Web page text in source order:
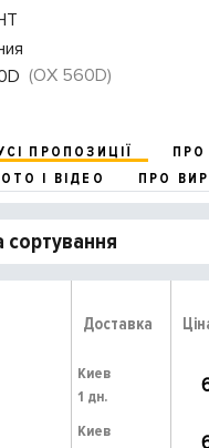
(OX 560D)
ПРОПОЗИЦІЇ
ПРО
І ВІДЕО
ПРО
сортування
Доставка
Киев
1 дн.
Киев